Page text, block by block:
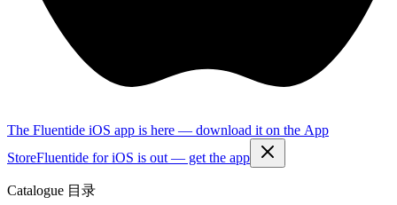
The Fluentide iOS app is here — download it on the App
StoreFluentide for iOS is out — get the app
Catalogue 目录